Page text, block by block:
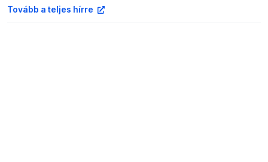
Tovább a teljes hírre